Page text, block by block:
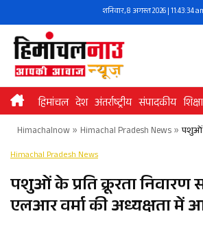
to
content
शनिवार, 8 अगस्त 2026 | 11:43:35
हिमांचल देश अंतर्राष्ट्रीय संपादकीय शिक्षा
Himachalnow» Himachal Pradesh News» पशुओं
Himachal Pradesh News
पशुओं के प्रति क्रूरता निवारण
एलआर वर्मा की अध्यक्षता में